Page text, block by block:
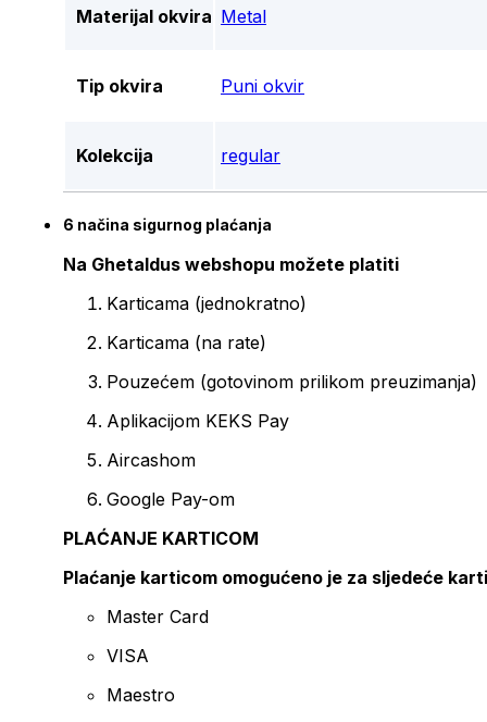
Materijal okvira Metal
Tip okvira Puni okvir
Kolekcija regular
6 načina sigurnog plaćanja
Na Ghetaldus webshopu možete platiti
Karticama (jednokratno)
Karticama (na rate)
Pouzećem (gotovinom prilikom preuzimanja)
Aplikacijom KEKS Pay
Aircashom
Google Pay-om
PLAĆANJE KARTICOM
Plaćanje karticom omogućeno je za sljedeće
Master Card
VISA
Maestro